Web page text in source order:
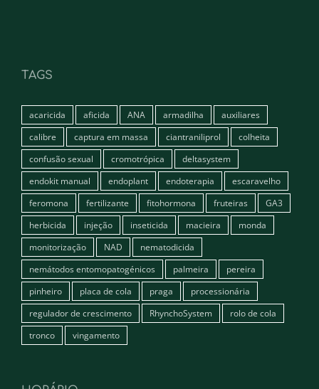
TAGS
acaricida aficida ANA armadilha
auxiliares
calibre
captura em massa ciantraniliprol
colheita
confusão sexual
cromotrópica
deltasystem
endokit manual
endoplant endoterapia
escaravelho
feromona
fertilizante fitohormona fruteiras
GA3
herbicida
injeção inseticida macieira
monda
monitorização
NAD
nematodicida
nemátodos entomopatogénicos
palmeira
pereira
pinheiro
placa de cola praga
processionária
regulador de crescimento
RhynchoSystem
rolo de cola
tronco
vingamento